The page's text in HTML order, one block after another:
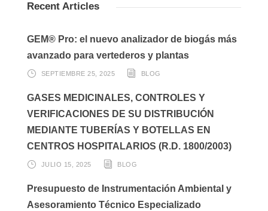
Recent Articles
GEM® Pro: el nuevo analizador de biogás más
avanzado para vertederos y plantas
SEPTIEMBRE 25, 2025 BLOG
GASES MEDICINALES, CONTROLES Y
VERIFICACIONES DE SU DISTRIBUCIÓN
MEDIANTE TUBERÍAS Y BOTELLAS EN
CENTROS HOSPITALARIOS (R.D. 1800/2003)
JULIO 15, 2025 BLOG
Presupuesto de Instrumentación Ambiental y
Asesoramiento Técnico Especializado